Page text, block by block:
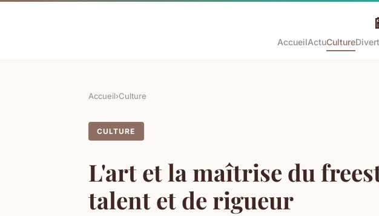
AccueilActuCulture
Accueil›Culture
CULTURE
L'art et la maîtrise du
talent et de rigueur